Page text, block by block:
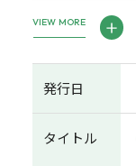
VIEW MORE
発行日
タイトル